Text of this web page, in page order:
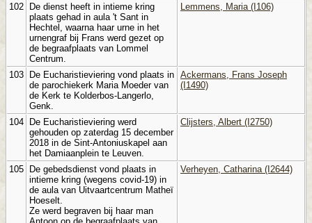
102
De dienst heeft in intieme kring
plaats gehad in aula 't Sant in
Hechtel, waarna haar urne in het
urnengraf bij Frans werd gezet op
de begraafplaats van Lommel
Centrum.
Lemmens, Maria (I106)
103
De Eucharistieviering vond plaats in
de parochiekerk Maria Moeder van
de Kerk te Kolderbos-Langerlo,
Genk.
Ackermans, Frans Joseph
(I1490)
104
De Eucharistieviering werd
gehouden op zaterdag 15 december
2018 in de Sint-Antoniuskapel aan
het Damiaanplein te Leuven.
Clijsters, Albert (I2750)
105
De gebedsdienst vond plaats in
intieme kring (wegens covid-19) in
de aula van Uitvaartcentrum Matheï
Hoeselt.
Ze werd begraven bij haar man
Verheyen, Catharina (I2644)